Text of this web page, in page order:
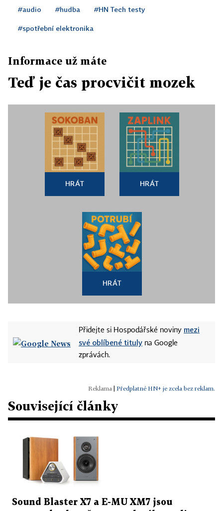
#audio #hudba #HN Tech testy
#spotřební elektronika
Informace už máte
Teď je čas procvičit mozek
HRÁT HRÁT
HRÁT
Přidejte si Hospodářské noviny mezi
své oblíbené tituly na Google
zprávách.
Předplatné HN+ je zcela bez reklam.
Související články
Sound Blaster X7 a E-MU XM7 jsou